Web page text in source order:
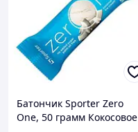
Батончик Sporter Zero
One, 50 грамм Кокосовое